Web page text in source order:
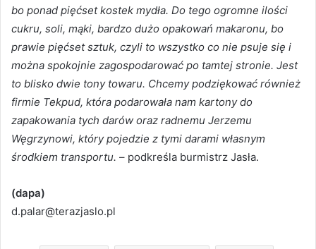
bo ponad pięćset kostek mydła. Do tego ogromne ilości
cukru, soli, mąki, bardzo dużo opakowań makaronu, bo
prawie pięćset sztuk, czyli to wszystko co nie psuje się i
można spokojnie zagospodarować po tamtej stronie. Jest
to blisko dwie tony towaru. Chcemy podziękować również
firmie Tekpud, która podarowała nam kartony do
zapakowania tych darów oraz radnemu Jerzemu
Węgrzynowi, który pojedzie z tymi darami własnym
środkiem transportu. – podkreśla burmistrz Jasła.
(dapa)
d.palar@terazjaslo.pl